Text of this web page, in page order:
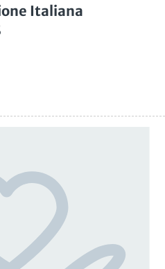
Italiana